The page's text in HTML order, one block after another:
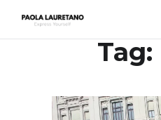
Tag: